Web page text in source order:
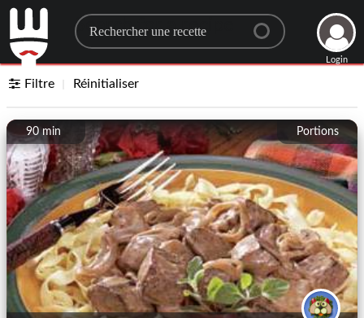
Search for a recipe
Login
Filtre Réinitialiser
Portions
90 min